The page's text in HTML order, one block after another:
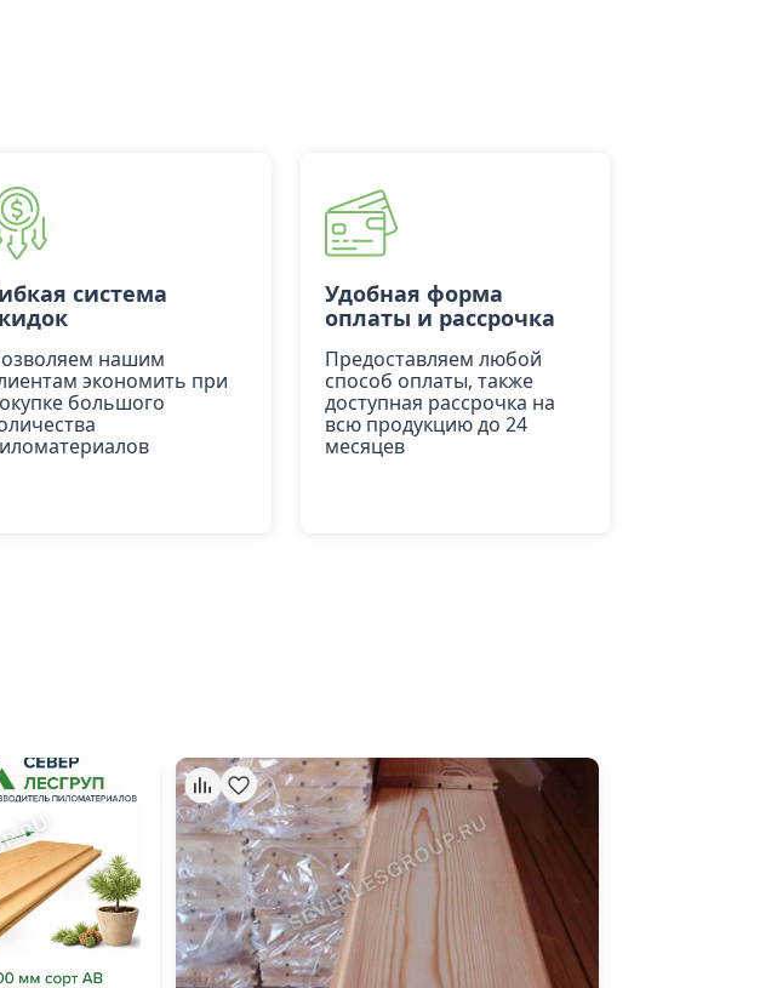
система
нашим
экономить при
большого
Удобная форма
оплаты и рассрочка
Предоставляем любой
способ оплаты, также
доступная рассрочка на
всю продукцию до 24
месяцев